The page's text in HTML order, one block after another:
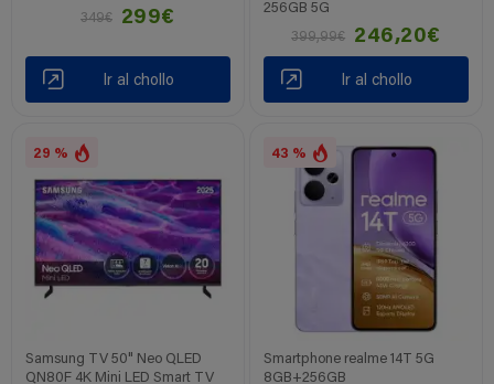
349€
299€
Ir al chollo
256GB 5G
399,99€
246,20€
Ir al chollo
29 %
Samsung TV 50" Neo QLED
QN80F 4K Mini LED Smart TV
43 %
Smartphone realme 14T 5G
8GB+256GB